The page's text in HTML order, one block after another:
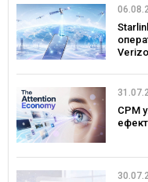
CPM